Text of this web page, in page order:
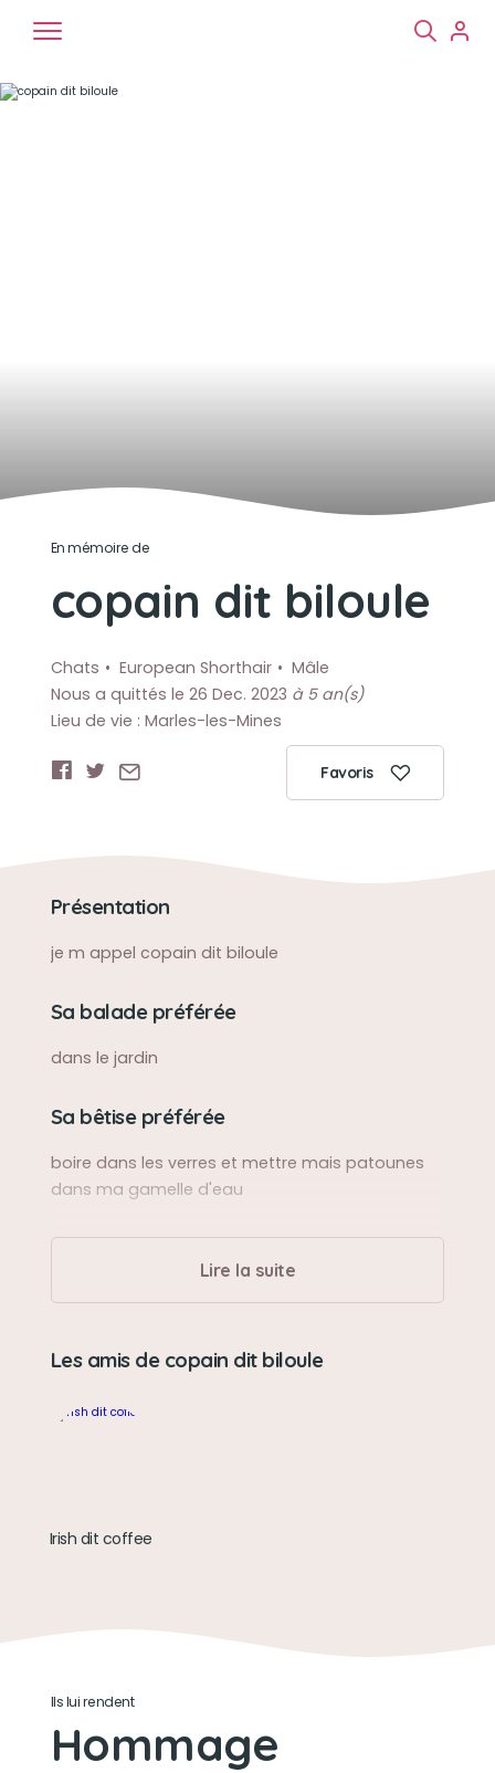
En mémoire de
copain dit biloule
Chats European Shorthair
Mâle
Nous a quittés le 26 Dec. 2023 à 5 an(s)
Lieu de vie : Marles-les-Mines
Favoris
Présentation
je m appel copain dit biloule
Sa balade préférée
dans le jardin
Sa bêtise préférée
boire dans les verres et mettre mais patounes
dans ma gamelle d'eau
Lire la suite
Les amis de copain dit biloule
Irish dit coffee
Ils lui rendent
Hommage